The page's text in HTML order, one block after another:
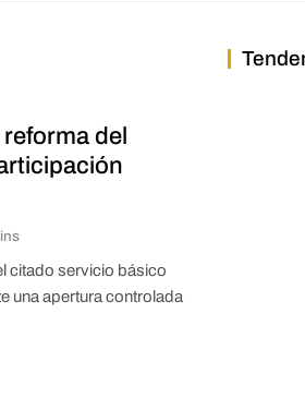
del
citado servicio básico
una apertura controlada